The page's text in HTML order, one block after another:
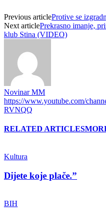
Previous articleProtive se
Next articlePrekrasno imanje,
klub Stina (VIDEO)
Novinar MM
https://www.youtube.com/
RVNQQ
RELATED ARTICLES
Kultura
Dijete koje plače.”
BIH